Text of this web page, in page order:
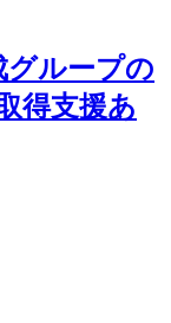
グループの
得支援あ